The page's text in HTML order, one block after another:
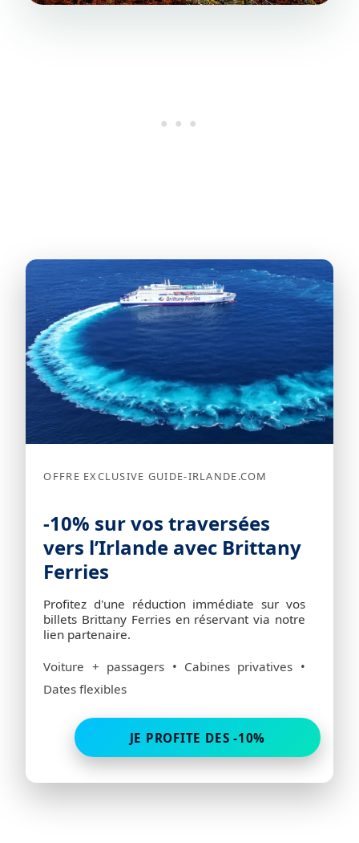
OFFRE EXCLUSIVE GUIDE-IRLANDE.COM
-10% sur vos traversées
vers l’Irlande avec Brittany
Ferries
Profitez d'une réduction immédiate sur vos
billets Brittany Ferries en réservant via notre
lien partenaire.
Voiture + passagers • Cabines privatives •
Dates flexibles
JE PROFITE DES -10%